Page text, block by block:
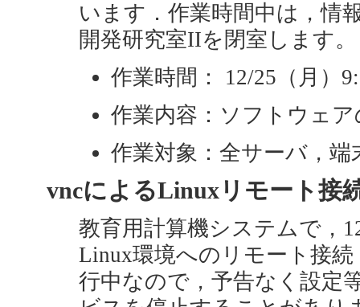
います．作業時間中は，情
開発研究室IIを閉室します。
作業時間： 12/25（月）
作業内容：ソフトウェア
作業対象：全サーバ，端
vncによるLinuxリモート接
教育用計算機システムで，
Linux環境へのリモート接
行中なので，予告なく設定